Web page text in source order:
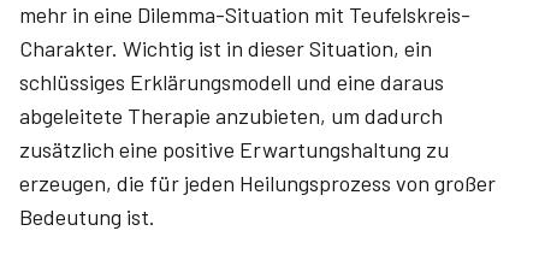
mehr in eine Dilemma-Situation mit Teufelskreis-
Charakter. Wichtig ist in dieser Situation, ein
schlüssiges Erklärungsmodell und eine daraus
abgeleitete Therapie anzubieten, um dadurch
zusätzlich eine positive Erwartungshaltung zu
erzeugen, die für jeden Heilungsprozess von großer
Bedeutung ist.